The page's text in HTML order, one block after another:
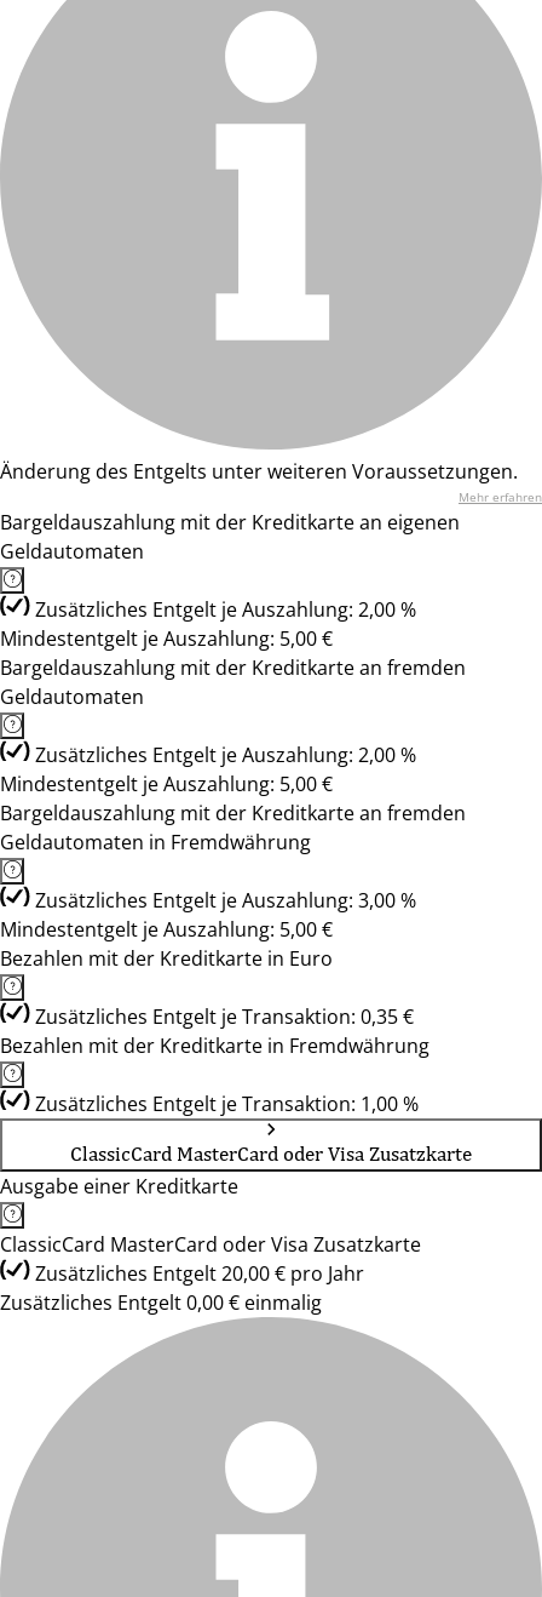
Änderung des Entgelts unter weiteren Voraussetzungen.
Mehr erfahren
Bargeldauszahlung mit der Kreditkarte an eigenen
Geldautomaten
Zusätzliches Entgelt je Auszahlung: 2,00 %
Mindestentgelt je Auszahlung: 5,00 €
Bargeldauszahlung mit der Kreditkarte an fremden
Geldautomaten
Zusätzliches Entgelt je Auszahlung: 2,00 %
Mindestentgelt je Auszahlung: 5,00 €
Bargeldauszahlung mit der Kreditkarte an fremden
Geldautomaten in Fremdwährung
Zusätzliches Entgelt je Auszahlung: 3,00 %
Mindestentgelt je Auszahlung: 5,00 €
Bezahlen mit der Kreditkarte in Euro
Zusätzliches Entgelt je Transaktion: 0,35 €
Bezahlen mit der Kreditkarte in Fremdwährung
Zusätzliches Entgelt je Transaktion: 1,00 %
ClassicCard MasterCard oder Visa Zusatzkarte
Ausgabe einer Kreditkarte
ClassicCard MasterCard oder Visa Zusatzkarte
Zusätzliches Entgelt 20,00 € pro Jahr
Zusätzliches Entgelt 0,00 € einmalig